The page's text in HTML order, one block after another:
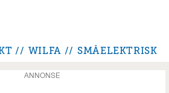
WILFA SMÅELEKTRISK
ANNONSE